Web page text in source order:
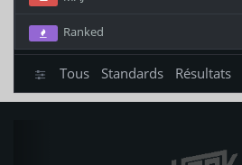
Ranked
Tous Standards Résultats